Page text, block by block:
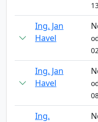
Ing. Jan
Havel
Ing. Jan
Havel
Ing.